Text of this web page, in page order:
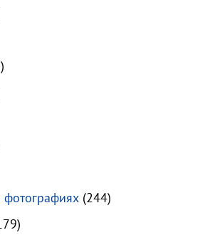
фотографиях (244)